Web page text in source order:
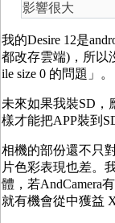
影響很大
我的Desire 12是
都改存雲端)，所以
ile size 0 的問題」。
未來如果我裝SD，
樣才能把APP裝到
相機的部份還不只
片色彩表現也差。
體，若AndCamera
就有機會從中獲益